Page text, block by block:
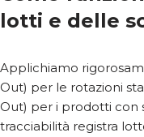
lotti e delle
Applichiamo
Out) per le rotazioni
Out) per i prodotti con
tracciabilità registra